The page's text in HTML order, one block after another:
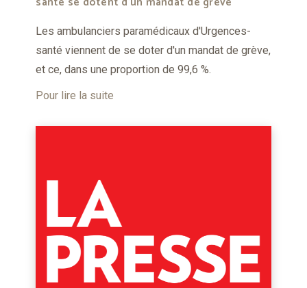
Les ambulanciers paramédicaux d'Urgences-
santé viennent de se doter d'un mandat de grève,
et ce, dans une proportion de 99,6 %.
Pour lire la suite